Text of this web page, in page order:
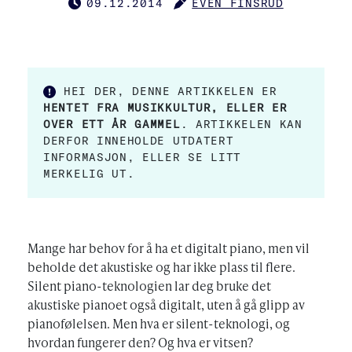
PUBLISERT
09.12.2014
FORFATTER
EVEN FINSRUD
HEI DER, DENNE ARTIKKELEN ER
HENTET FRA MUSIKKULTUR, ELLER ER
OVER ETT ÅR GAMMEL . ARTIKKELEN KAN
DERFOR INNEHOLDE UTDATERT
INFORMASJON, ELLER SE LITT
MERKELIG UT.
Mange har behov for å ha et digitalt piano, men vil
beholde det akustiske og har ikke plass til flere.
Silent piano-teknologien lar deg bruke det
akustiske pianoet også digitalt, uten å gå glipp av
pianofølelsen. Men hva er silent-teknologi, og
hvordan fungerer den? Og hva er vitsen?